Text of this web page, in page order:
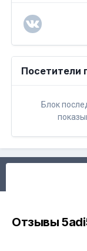
Посетители
Блок
Отзывы